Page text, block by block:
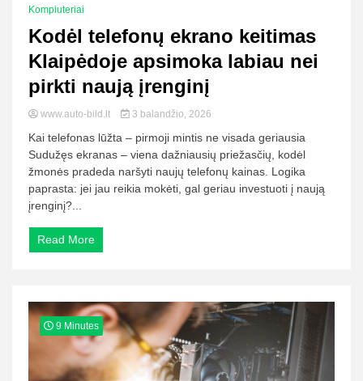
Kompiuteriai
Kodėl telefonų ekrano keitimas
Klaipėdoje apsimoka labiau nei
pirkti naują įrenginį
www.auto-bild.lt 3 balandžio, 2026
Kai telefonas lūžta – pirmoji mintis ne visada geriausia
Sudužęs ekranas – viena dažniausių priežasčių, kodėl
žmonės pradeda naršyti naujų telefonų kainas. Logika
paprasta: jei jau reikia mokėti, gal geriau investuoti į naują
įrenginį?...
Read More
9 Minutes